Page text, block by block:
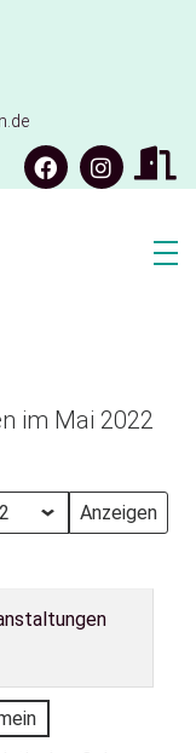
im Mai 2022